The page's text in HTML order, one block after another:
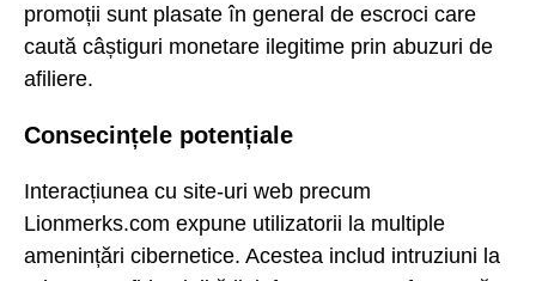
promoții sunt plasate în general de escroci care
caută câștiguri monetare ilegitime prin abuzuri de
afiliere.
Consecințele potențiale
Interacțiunea cu site-uri web precum
Lionmerks.com expune utilizatorii la multiple
amenințări cibernetice. Acestea includ intruziuni la